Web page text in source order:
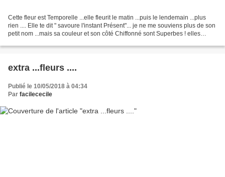
Cette fleur est Temporelle ...elle fleurit le matin ...puis le lendemain ...plus
rien .... Elle te dit " savoure l'instant Présent"... je ne me souviens plus de son
petit nom ...mais sa couleur et son côté Chiffonné sont Superbes ! elles
extra ...fleurs ....
Publié le 10/05/2018 à 04:34
Par facilececile